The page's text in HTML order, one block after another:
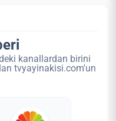
kanallardan birini
tvyayinakisi.com'un